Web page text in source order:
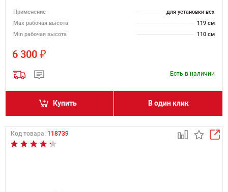
Применение
для установки вех
Мах рабочая высота
119 см
Min рабочая высота
110 см
6 300 ₽
Есть в наличии
Купить В один клик
Код товара: 118739